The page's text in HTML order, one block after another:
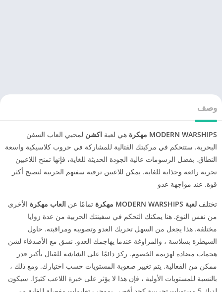
وصف
MODERN WARSHIPS مهكرة هي لعبة اكشن لمحبي العاب السفن
البحرية. ستتحكم في مركبتك القتالية للمشاركة في حروب كلاسيكية واسعة
النطاق. بفضل الرسومات عالية الجودة الحديثة للغاية، فإنها تمنح اللاعبين
تجربة رائعة وجذابة للغاية. يمكن للاعبين ترقية سفنهم الحربية لتصبح أكثر
قوة. عند مواجهة عدو
تختلف لعبة MODERN WARSHIPS مهكرة تمامًا عن العاب مهكرة الأخرى
من نفس النوع. هنا يمكنك التحكم في سفينتك الحربية من عدة زوايا
مختلفة. هذا يجعل من السهل تحريك العدو وتصويبه ومراقبته. حاول
السيطرة بسلاسة ، والمراوغة عندما يهاجمك العدو. نسق مع الأصدقاء لشن
هجمات مضادة لهزيمة الخصوم. ركز دائمًا على الشاشة للقتال بأكبر قدر
ممكن من الفعالية. يتم تغيير صعوبة المستويات حسب اختيارك. ومع ذلك ،
بالنسبة للمستويات الأولية ، فإن هذا لا يؤثر على خبرة اللاعب كثيرًا. سيكون